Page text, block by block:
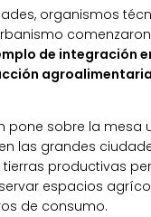
organismos
de integración
pone sobre la mesa
las grandes
productivas
espacios
de consumo.